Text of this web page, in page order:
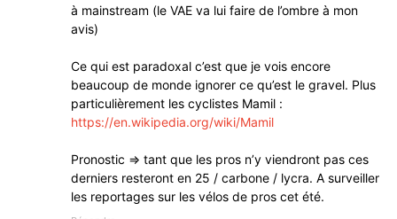
à mainstream (le VAE va lui faire de l’ombre à mon
avis)
Ce qui est paradoxal c’est que je vois encore
beaucoup de monde ignorer ce qu’est le gravel. Plus
particulièrement les cyclistes Mamil :
https://en.wikipedia.org/wiki/Mamil
Pronostic => tant que les pros n’y viendront pas ces
derniers resteront en 25 / carbone / lycra. A surveiller
les reportages sur les vélos de pros cet été.